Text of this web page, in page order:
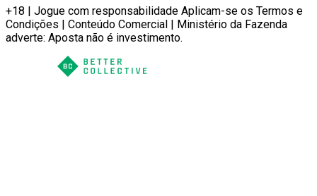
+18 | Jogue com responsabilidade Aplicam-se os Termos e
Condições | Conteúdo Comercial | Ministério da Fazenda
adverte: Aposta não é investimento.